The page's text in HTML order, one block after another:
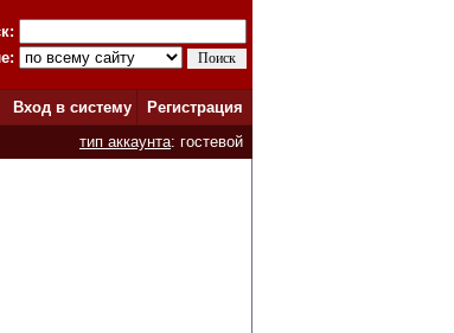
Вход в систему
Регистрация
тип аккаунта: гостевой